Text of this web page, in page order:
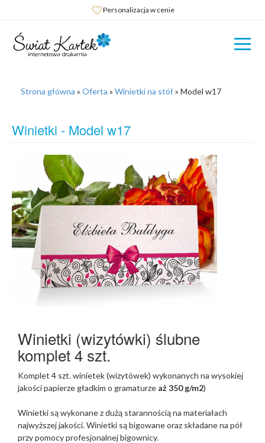
Personalizacja w cenie
Strona główna » Oferta » Winietki na stół » Model w17
Winietki - Model w17
Winietki (wizytówki) ślubne
komplet 4 szt.
Komplet 4 szt. winietek (wizytówek) wykonanych na wysokiej
jakości papierze gładkim o gramaturze aż 350 g/m2)
Winietki są wykonane z dużą starannością na materiałach
najwyższej jakości. Winietki są bigowane oraz składane na pół
przy pomocy profesjonalnej bigownicy.